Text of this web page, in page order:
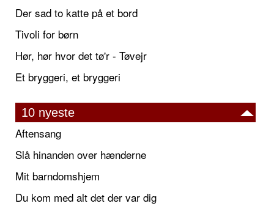
Der sad to katte på et bord
Tivoli for børn
Hør, hør hvor det tø'r - Tøvejr
Et bryggeri, et bryggeri
10 nyeste
Aftensang
Slå hinanden over hænderne
Mit barndomshjem
Du kom med alt det der var dig